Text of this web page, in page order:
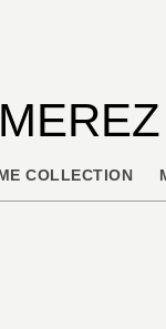
COLLECTION